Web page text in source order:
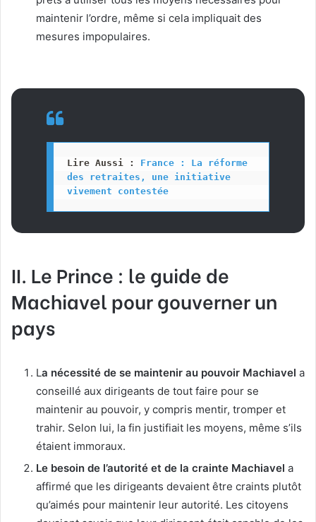
maintenir l’ordre, même si cela impliquait des
mesures impopulaires.
Lire Aussi : France : La réforme
des retraites, une initiative
vivement contestée
II. Le Prince : le guide de
Machiavel pour gouverner un
pays
La nécessité de se maintenir au pouvoir Machiavel a
conseillé aux dirigeants de tout faire pour se
maintenir au pouvoir, y compris mentir, tromper et
trahir. Selon lui, la fin justifiait les moyens, même s’ils
étaient immoraux.
Le besoin de l’autorité et de la crainte Machiavel a
affirmé que les dirigeants devaient être craints plutôt
qu’aimés pour maintenir leur autorité. Les citoyens